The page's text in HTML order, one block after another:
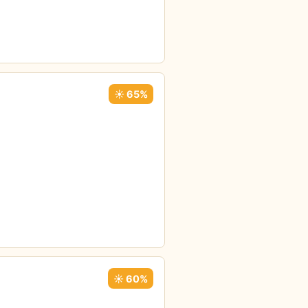
☀️ 65%
☀️ 60%